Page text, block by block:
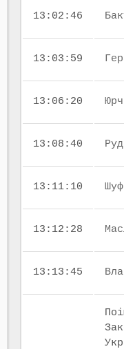
13:02:46
13:03:59
13:06:20
13:08:40
13:11:10
13:12:28
13:13:45